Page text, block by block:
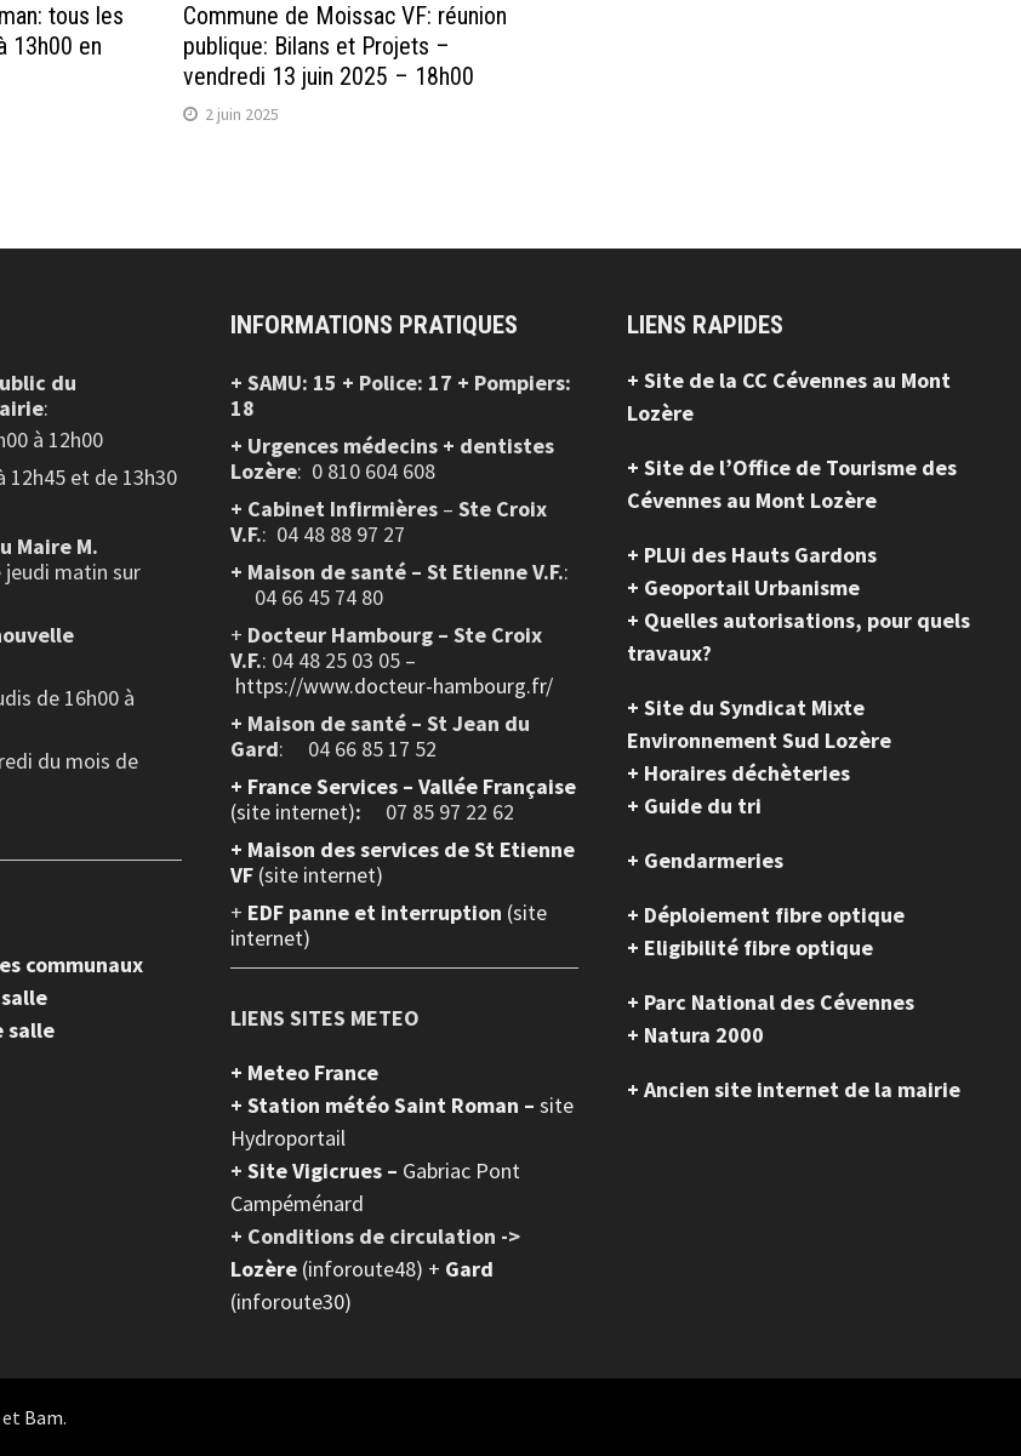
tous les
13h00 en
Commune de Moissac VF: réunion
publique: Bilans et Projets –
vendredi 13 juin 2025 – 18h00
2 juin 2025
du
:
à 12h00
12h45 et de 13h30
Maire M.
jeudi matin sur
de 16h00 à
du mois de
communaux
salle
INFORMATIONS PRATIQUES
+ SAMU: 15 + Police: 17 + Pompiers:
18
+ Urgences médecins + dentistes
Lozère: 0 810 604 608
+ Cabinet Infirmières– Ste Croix
V.F.: 04 48 88 97 27
+ Maison de santé – St Etienne V.F.:
04 66 45 74 80
+ Docteur Hambourg – Ste Croix
V.F.: 04 48 25 03 05 –
https://www.docteur-hambourg.fr/
+ Maison de santé – St Jean du
Gard: 04 66 85 17 52
+ France Services – Vallée Française
(site internet):
07 85 97 22 62
+ Maison des services de St Etienne
VF (site internet)
+ EDF panne et interruption (site
internet)
LIENS SITES METEO
+ Meteo France
+ Station météo Saint Roman – site
Hydroportail
+ Site Vigicrues – Gabriac Pont
Campéménard
+ Conditions de circulation ->
Lozère (inforoute48) + Gard
(inforoute30)
LIENS RAPIDES
+ Site de la CC Cévennes au Mont
Lozère
+ Site de l’Office de Tourisme des
Cévennes au Mont Lozère
+ PLUi des Hauts Gardons
+ Geoportail Urbanisme
+ Quelles autorisations, pour quels
travaux?
+ Site du Syndicat Mixte
Environnement Sud Lozère
+ Horaires déchèteries
+ Guide du tri
+ Gendarmeries
+ Déploiement fibre optique
+ Eligibilité fibre optique
+ Parc National des Cévennes
+ Natura 2000
+ Ancien site internet de la mairie
et Bam.